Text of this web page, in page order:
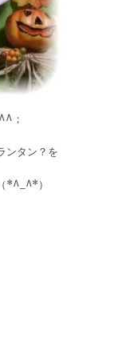
；
ンタン？を
*^_^*）